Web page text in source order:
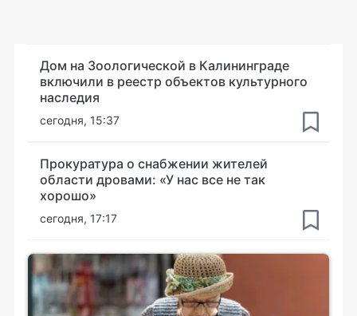
Дом на Зоологической в Калининграде
включили в реестр объектов культурного
наследия
сегодня, 15:37
Прокуратура о снабжении жителей
области дровами: «У нас все не так
хорошо»
сегодня, 17:17